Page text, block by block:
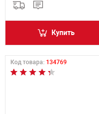
Купить
Код товара: 134769